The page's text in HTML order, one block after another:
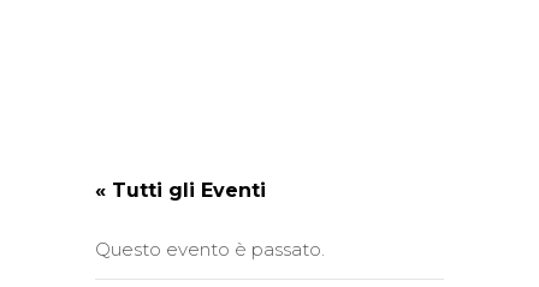
« Tutti gli Eventi
Questo evento è passato.